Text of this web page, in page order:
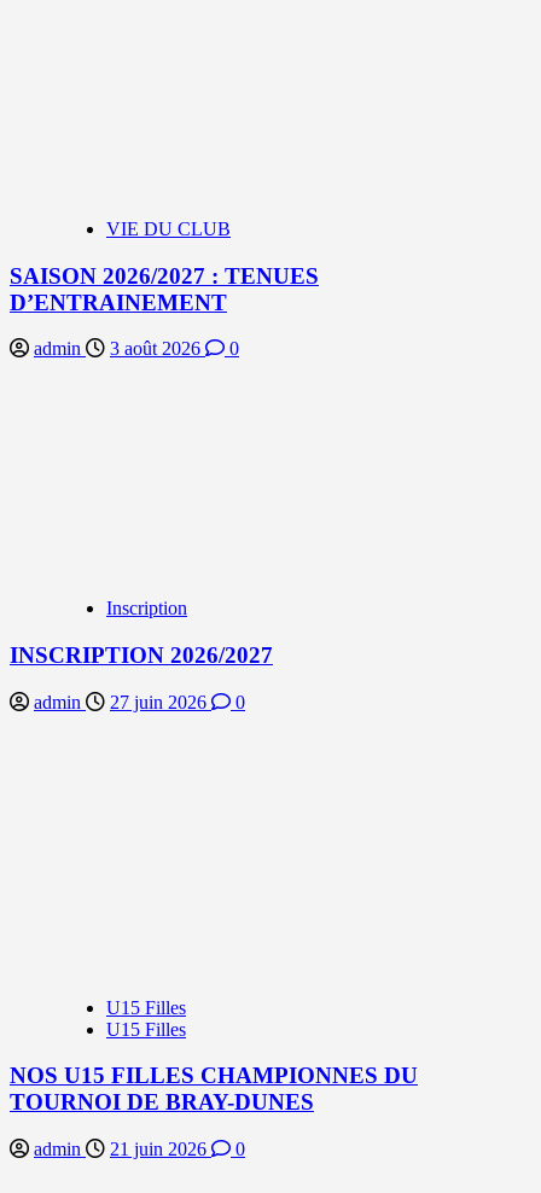
VIE DU CLUB
SAISON 2026/2027 : TENUES
D’ENTRAINEMENT
admin 3 août 2026 0
Inscription
INSCRIPTION 2026/2027
admin 27 juin 2026 0
U15 Filles
U15 Filles
NOS U15 FILLES CHAMPIONNES DU
TOURNOI DE BRAY-DUNES
admin 21 juin 2026 0